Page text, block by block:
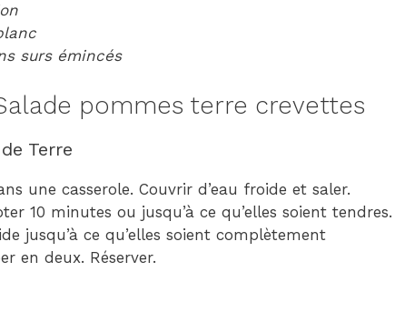
surs émincés
pommes terre crevettes
Terre
une casserole. Couvrir d’eau froide et saler.
10 minutes ou jusqu’à ce qu’elles soient tendres.
jusqu’à ce qu’elles soient complètement
en deux. Réserver.